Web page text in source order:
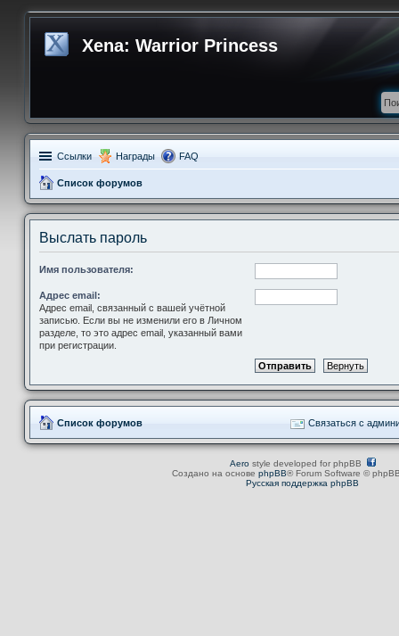
Xena: Warrior Princess
Ссылки Награды FAQ
Список форумов
Выслать пароль
Имя пользователя:
Адрес email:
Адрес email, связанный с вашей учётной
записью. Если вы не изменили его в Личном
разделе, то это адрес email, указанный вами
при регистрации.
Список форумов Связаться с
Aerostyle developed for phpBB
Создано на основе phpBB® Forum Software ©
Русская поддержка phpBB